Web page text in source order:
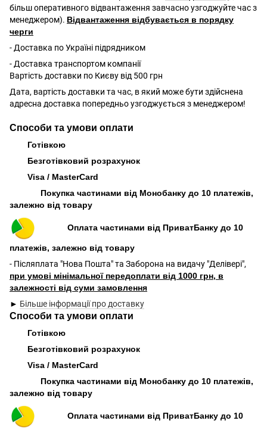
більш оперативного відвантаження завчасно узгоджуйте час з
менеджером). Відвантаження відбувається в порядку
черги
- Доставка по Україні підрядником
- Доставка транспортом компанії
Вартість доставки по Києву від 500 грн
Дата, вартість доставки та час, в який може бути здійснена
адресна доставка попередньо узгоджується з менеджером!
Способи та умови оплати
Готівкою
Безготівковий розрахунок
Visa / MasterCard
Покупка частинами від Монобанку до 10 платежів,
залежно від товару
Оплата частинами від ПриватБанку до 10
платежів, залежно від товару
- Післяплата "Нова Пошта" та Заборона на видачу "Делівері",
при умові мінімальної передоплати від 1000 грн, в
залежності від суми замовлення
► Більше інформації про доставку
Способи та умови оплати
Готівкою
Безготівковий розрахунок
Visa / MasterCard
Покупка частинами від Монобанку до 10 платежів,
залежно від товару
Оплата частинами від ПриватБанку до 10